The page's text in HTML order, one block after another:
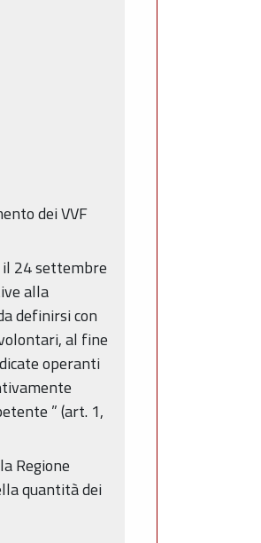
dei VVF
il 24 settembre
alla
definirsi con
al fine
operanti
” (art. 1,
Regione
quantità dei